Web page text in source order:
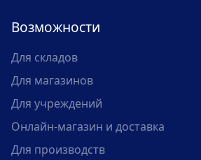
Возможности
Для складов
Для магазинов
Для учреждений
Онлайн-магазин и доставка
Для производств